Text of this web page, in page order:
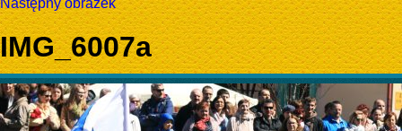
IMG_6007a